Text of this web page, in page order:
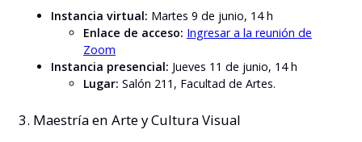
Instancia virtual: Martes 9 de junio, 14 h
Enlace de acceso: Ingresar a la reunión de
Zoom
Instancia presencial: Jueves 11 de junio, 14 h
Lugar: Salón 211, Facultad de Artes.
3. Maestría en Arte y Cultura Visual